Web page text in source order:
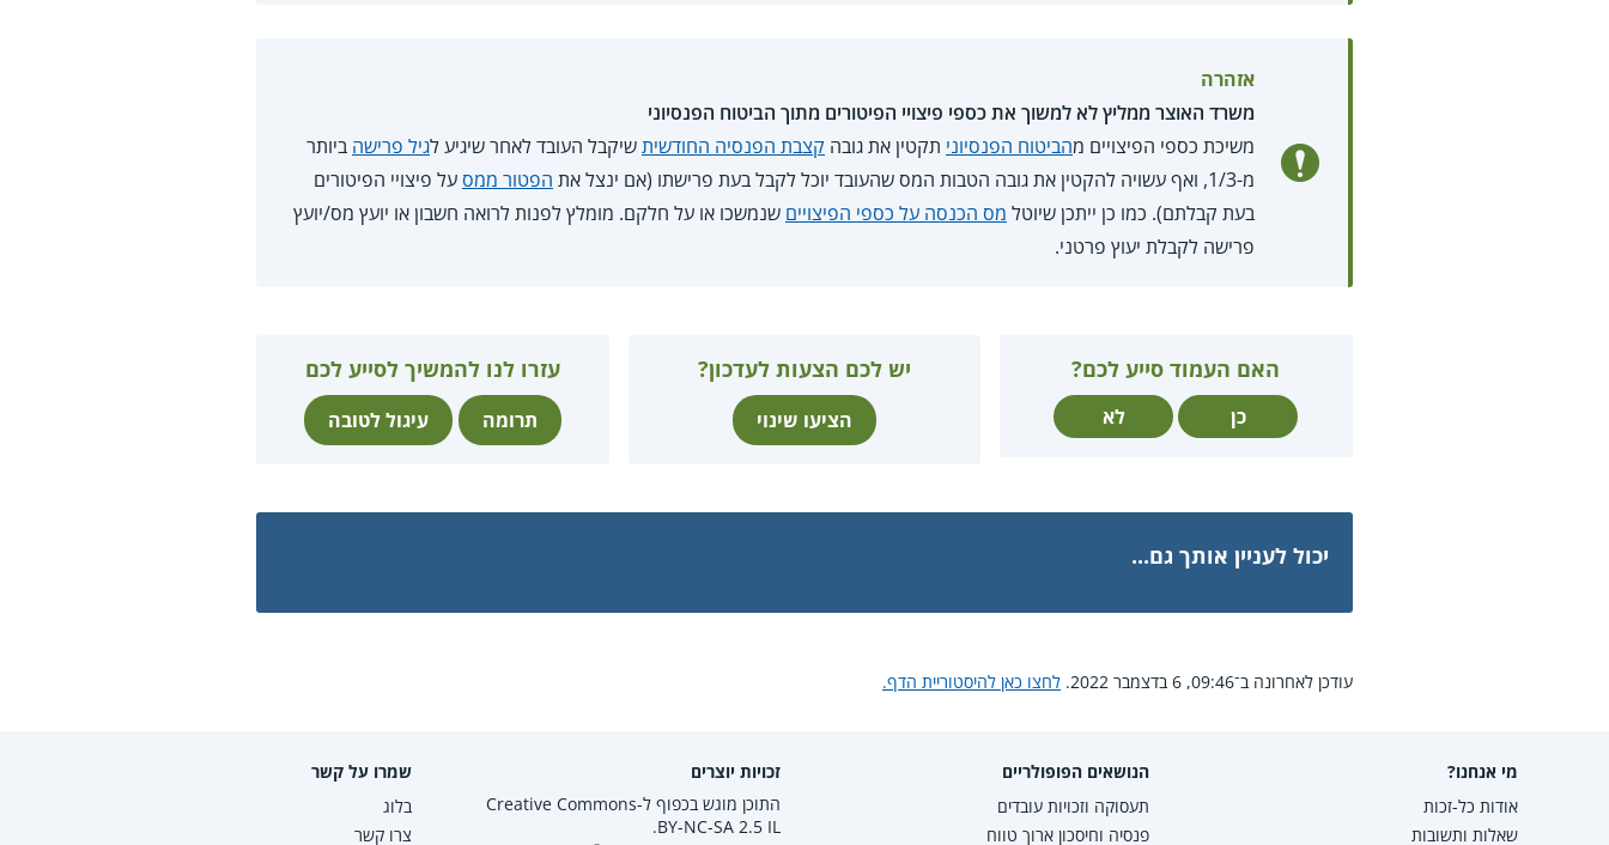
אזהרה
משרד האוצר ממליץ לא למשוך את כספי פיצויי הפיטורים מתוך הביטוח הפנסיוני
משיכת כספי הפיצויים מהביטוח הפנסיוני תקטין את גובה קצבת הפנסיה החודשיתשיקבל העובד לאחר שיגיע לגיל פרישה ביותר
מ-1/3, ואף עשויה להקטין את גובה הטבות המס שהעובד יוכל לקבל בעת פרישתו (אם ינצל את
הפטור ממסעל פיצויי הפיטורים
בעת קבלתם). כמו כן ייתכן שיוטל מס הכנסה על כספי הפיצויים שנמשכו או על חלקם. מומלץ לפנות לרואה חשבון או יועץ מס/יועץ
פרישה לקבלת יעוץ פרטני.
האם העמוד סייע לכם?
כן לא
יש לכם הצעות לעדכון?
הציעו שינוי
עזרו לנו להמשיך לסייע לכם
תרומה עיגול לטובה
יכול לעניין אותך גם...
עודכן לאחרונה ב־09:46, 6 בדצמבר 2022. לחצו כאן להיסטוריית הדף.
מי אנחנו?
אודות כל-זכות
שאלות ותשובות
הנושאים הפופולריים
תעסוקה וזכויות עובדים
פנסיה וחיסכון ארוך טווח
זכויות יוצרים
התוכן מוגש בכפוף ל-Creative Commons
BY-NC-SA 2.5 IL.
שמרו על קשר
בלוג
צרו קשר